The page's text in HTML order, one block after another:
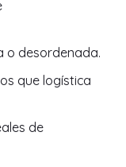
o desordenada.
que logística
de